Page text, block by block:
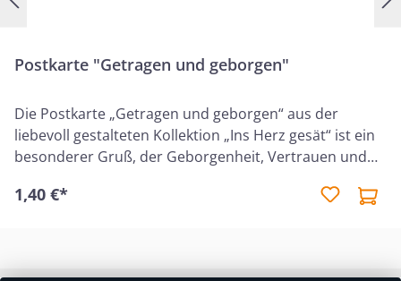
Postkarte "Getragen und geborgen"
Die Postkarte „Getragen und geborgen“ aus der
liebevoll gestalteten Kollektion „Ins Herz gesät“ ist ein
besonderer Gruß, der Geborgenheit, Vertrauen und
einem geliebten Menschen zu zeigen, dass er in Gottes
abgedruckt: „Der HERR ist mein Hirte; mir wird nichts
1,40 €*